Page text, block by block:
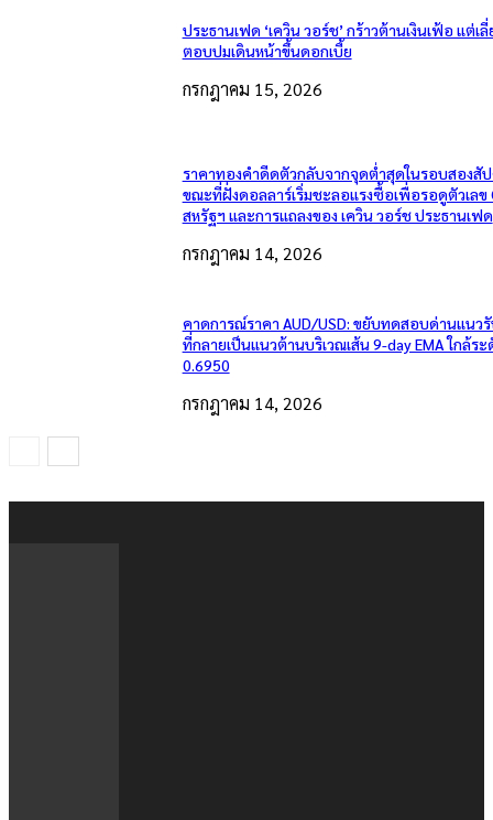
ประธานเฟด ‘เควิน วอร์ช’ กร้าวต้านเงินเฟ้อ แต่เลี่
ตอบปมเดินหน้าขึ้นดอกเบี้ย
กรกฎาคม 15, 2026
ราคาทองคำดีดตัวกลับจากจุดต่ำสุดในรอบสองสั
ขณะที่ฝั่งดอลลาร์เริ่มชะลอแรงซื้อเพื่อรอดูตัวเลข
สหรัฐฯ และการแถลงของ เควิน วอร์ช ประธานเฟด
กรกฎาคม 14, 2026
คาดการณ์ราคา AUD/USD: ขยับทดสอบด่านแนวรั
ที่กลายเป็นแนวต้านบริเวณเส้น 9-day EMA ใกล้ร
0.6950
กรกฎาคม 14, 2026